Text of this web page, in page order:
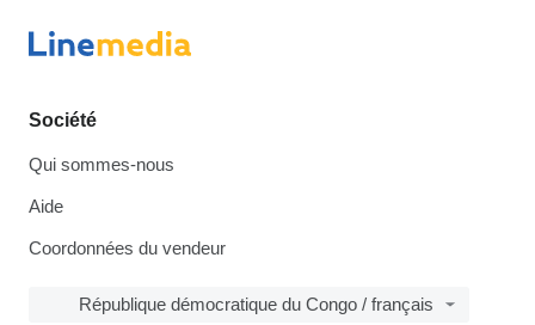
Société
Qui sommes-nous
Aide
Coordonnées du vendeur
République démocratique du Congo / français